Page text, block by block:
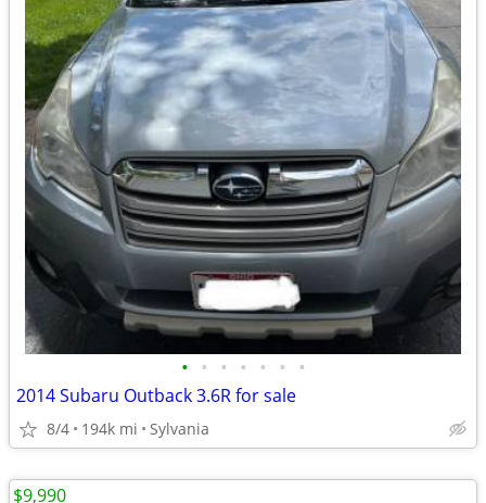
• • • • • • •
2014 Subaru Outback 3.6R for sale
8/4 194k mi Sylvania
$9,990